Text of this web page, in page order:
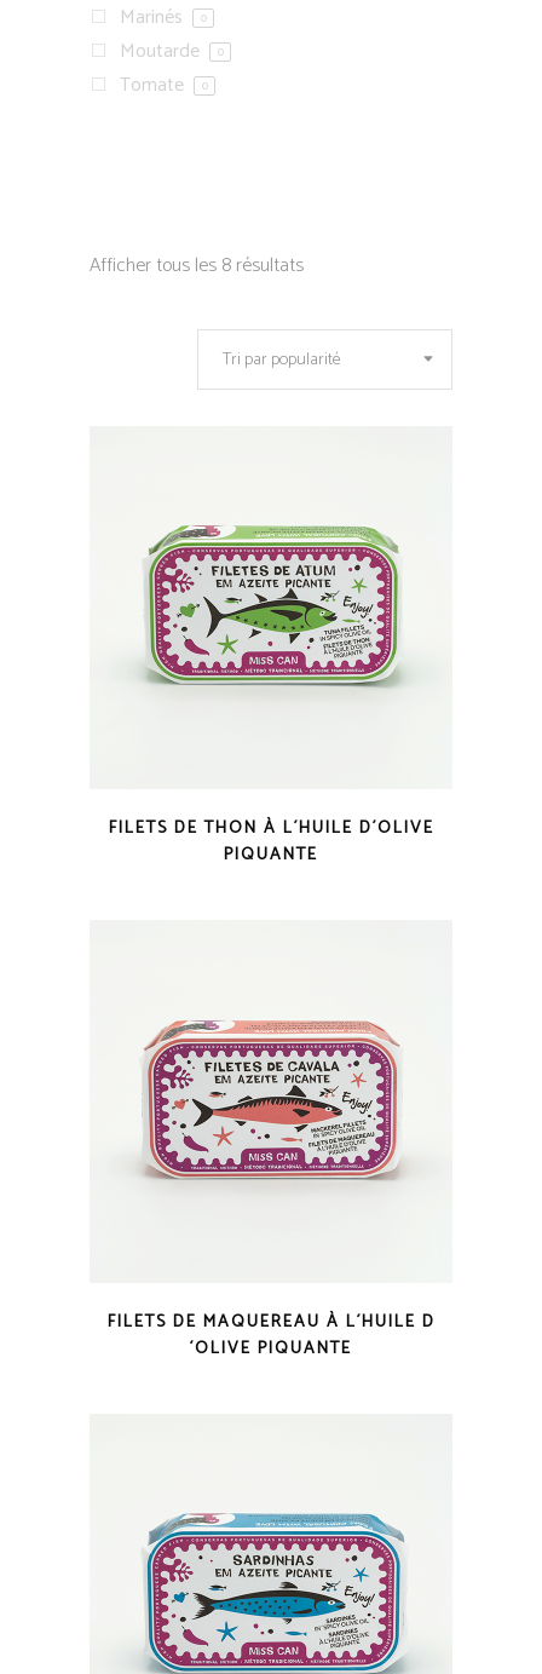
Marinés 0
Moutarde 0
Tomate 0
Afficher tous les 8 résultats
Tri par popularité
FILETS DE THON À L´HUILE D´OLIVE
PIQUANTE
FILETS DE MAQUEREAU À L´HUILE D
´OLIVE PIQUANTE